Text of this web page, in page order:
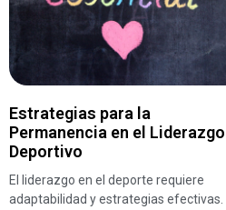
Estrategias para la
Permanencia en el Liderazgo
Deportivo
El liderazgo en el deporte requiere
adaptabilidad y estrategias efectivas.